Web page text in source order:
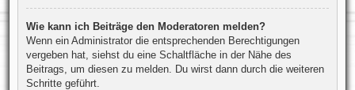
Wie kann ich Beiträge den Moderatoren melden?
Wenn ein Administrator die entsprechenden Berechtigungen
vergeben hat, siehst du eine Schaltfläche in der Nähe des
Beitrags, um diesen zu melden. Du wirst dann durch die weiteren
Schritte geführt.